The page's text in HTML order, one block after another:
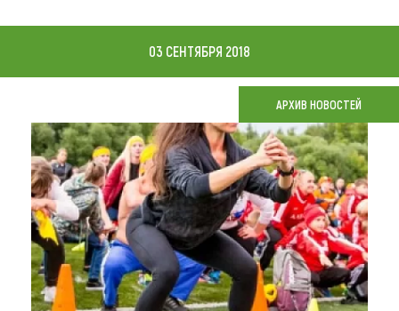
Карта
Что привезти (сувениры)
О регионе
Коллекция впечатлений
Другие рубрики
03 СЕНТЯБРЯ 2018
АРХИВ НОВОСТЕЙ